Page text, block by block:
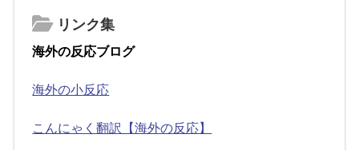
リンク集
海外の反応ブログ
海外の小反応
こんにゃく翻訳【海外の反応】